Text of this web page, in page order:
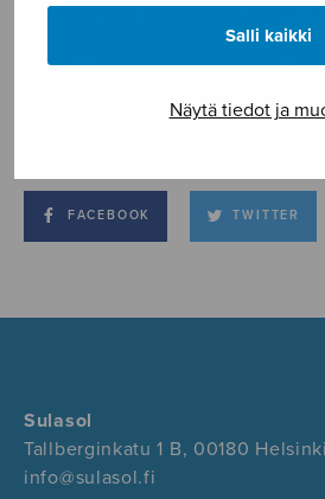
Salli kaikki
Näytä tiedot ja
FACEBOOK TWITTER
Sulasol
Tallberginkatu 1 B, 00180 Helsinki
info@sulasol.fi